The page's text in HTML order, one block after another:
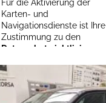
Für die Aktivierung der
Karten- und
Navigationsdienste ist Ihre
Zustimmung zu den
Datenschutzrichtlinien
LLC
Zustimmen und